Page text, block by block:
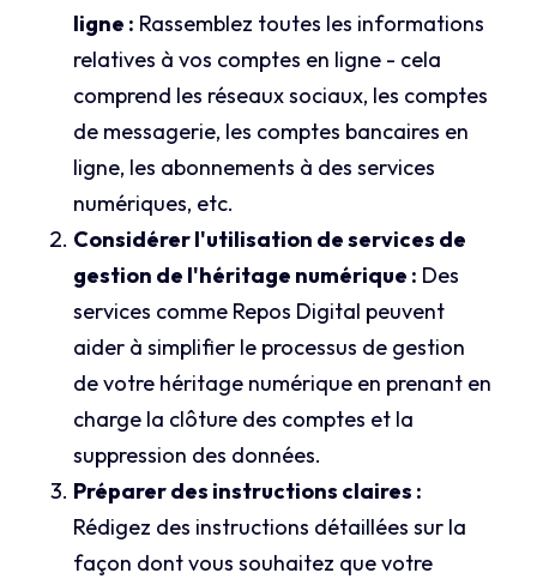
ligne : Rassemblez toutes les informations
relatives à vos comptes en ligne - cela
comprend les réseaux sociaux, les comptes
de messagerie, les comptes bancaires en
ligne, les abonnements à des services
numériques, etc.
Considérer l'utilisation de services de
gestion de l'héritage numérique : Des
services comme Repos Digital peuvent
aider à simplifier le processus de gestion
de votre héritage numérique en prenant en
charge la clôture des comptes et la
suppression des données.
Préparer des instructions claires :
Rédigez des instructions détaillées sur la
façon dont vous souhaitez que votre